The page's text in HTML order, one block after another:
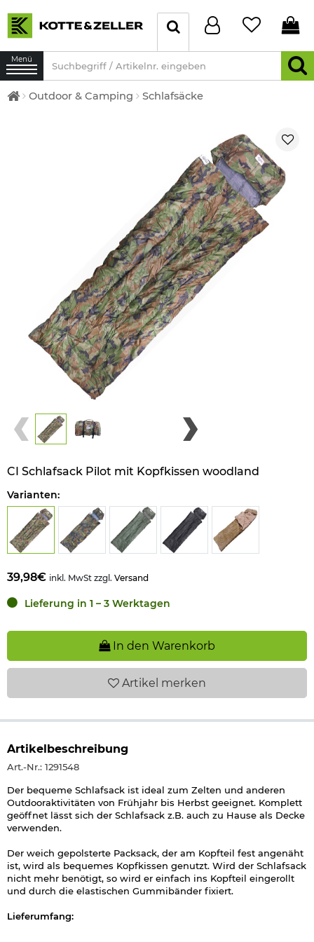
Menü
Outdoor & Camping Schlafsäcke
CI Schlafsack Pilot mit Kopfkissen woodland
Varianten:
39,98€ inkl. MwSt zzgl. Versand
Lieferung in 1 – 3 Werktagen
In den Warenkorb
Artikel merken
Artikelbeschreibung
Art.-Nr.: 1291548
Der bequeme Schlafsack ist ideal zum Zelten und anderen
Outdooraktivitäten von Frühjahr bis Herbst geeignet. Komplett
geöffnet lässt sich der Schlafsack z.B. auch zu Hause als Decke
verwenden.
Der weich gepolsterte Packsack, der am Kopfteil fest angenäht
ist, wird als bequemes Kopfkissen genutzt. Wird der Schlafsack
nicht mehr benötigt, so wird er einfach ins Kopfteil eingerollt
und durch die elastischen Gummibänder fixiert.
Lieferumfang: